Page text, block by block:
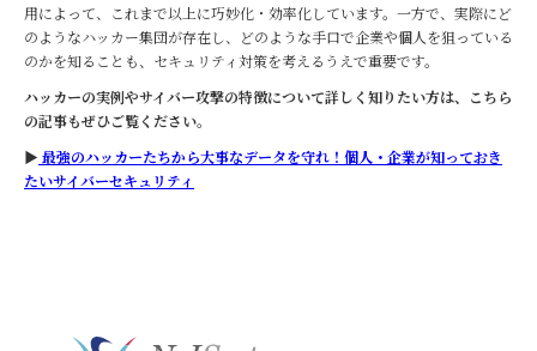
用によって、これまで以上に巧妙化・効率化しています。一方で、実際にど
のようなハッカー集団が存在し、どのような手口で企業や個人を狙っている
のかを知ることも、セキュリティ対策を考えるうえで重要です。
ハッカーの実例やサイバー攻撃の特徴について詳しく知りたい方は、こちら
の記事もぜひご覧ください。
▶ 最強のハッカーたちから大事なデータを守れ！個人・企業が知っておき
たいサイバーセキュリティ